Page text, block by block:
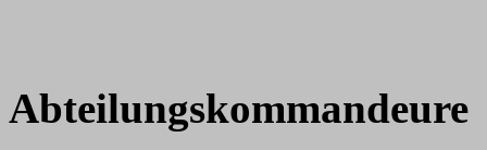
Abteilungskommandeure